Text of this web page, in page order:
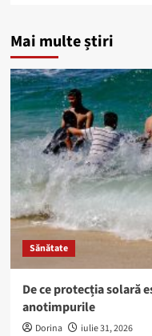
Mai multe știri
Sănătate
De ce protecția solară
anotimpurile
Dorina iulie 31, 2026